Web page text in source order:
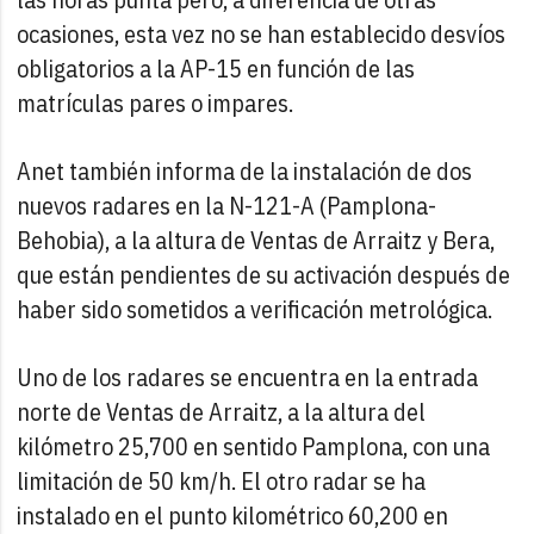
ocasiones, esta vez no se han establecido desvíos
obligatorios a la AP-15 en función de las
matrículas pares o impares.
Anet también informa de la instalación de dos
nuevos radares en la N-121-A (Pamplona-
Behobia), a la altura de Ventas de Arraitz y Bera,
que están pendientes de su activación después de
haber sido sometidos a verificación metrológica.
Uno de los radares se encuentra en la entrada
norte de Ventas de Arraitz, a la altura del
kilómetro 25,700 en sentido Pamplona, con una
limitación de 50 km/h. El otro radar se ha
instalado en el punto kilométrico 60,200 en